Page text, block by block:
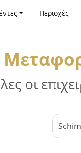
Περιοχές
οι